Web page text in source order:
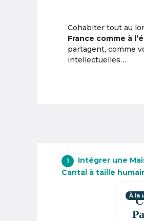
Cohabiter tout au
France comme à
partagent, comme
intellectuelles…
1
Intégrer une
Cantal à taille
À la